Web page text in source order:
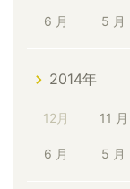
6 月 5 月
2014年
12月 11 月
6 月 5 月